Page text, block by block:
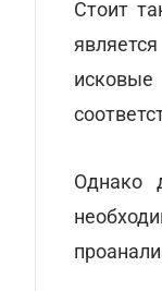
Стоит
исковые
Однако